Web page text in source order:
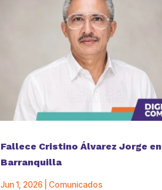
Fallece Cristino Álvarez Jorge en
Barranquilla
Jun 1, 2026 Comunicados